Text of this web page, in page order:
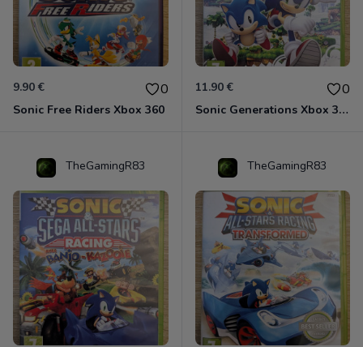
9.90 € 0
Sonic Free Riders Xbox 360
11.90 € 0
Sonic Generations Xbox 360
TheGamingR83 TheGamingR83